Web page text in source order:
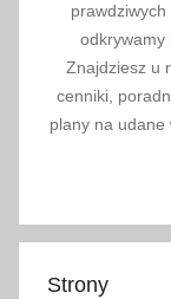
prawdziwych
odkrywamy
Znajdziesz u
cenniki,
plany na udane
Strony